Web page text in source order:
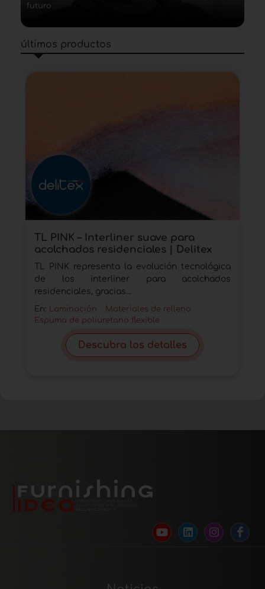
futuro
últimos productos
TL PINK – Interliner suave para
acolchados residenciales | Delitex
TL PINK representa la evolución tecnológica
de los interliner para acolchados
residenciales, gracias...
En: Laminación
Materiales de relleno
Espuma de poliuretano flexible
Descubra los detalles